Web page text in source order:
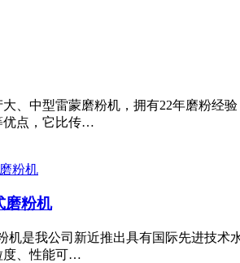
、中型雷蒙磨粉机，拥有22年磨粉经
优点，它比传…
磨粉机
机是我公司新近推出具有国际先进技
度、性能可…